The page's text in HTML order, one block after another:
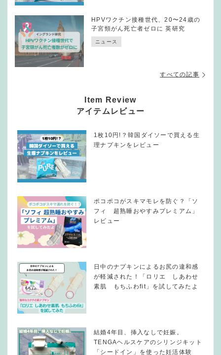
HPVワクチン接種世代、20〜24歳の
子宮頸がん死亡者ゼロに 英研究
ニュース
すべての記事
Item Review
アイテムレビュー
1枚10円!？韓国ダイソーで買える生
理ナプキンをレビュー
ポコポコがスキマモレを防ぐ？「ソ
フィ 超熟睡おやすみプレミアム」
レビュー
日中のナプキンによるお尻の違和感
が軽減された！「ロリエ しあわせ
素肌 もちふわfit」を試してみたよ
結婚4年目、挿入なしで妊娠。
TENGAヘルスケアのシリンジキット
「シードイン」を使った妊活体験